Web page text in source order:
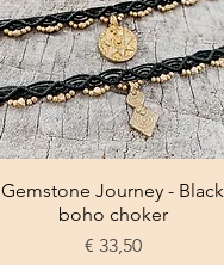
Snel overzicht
Gemstone Journey - Black
boho choker
Prijs
€ 33,50